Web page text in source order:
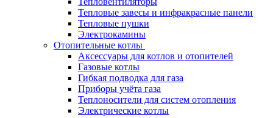
Тепловые завесы и инфракрасные панели
Тепловые пушки
Электрокамины
Отопительные котлы
Аксессуары для котлов и отопителей
Газовые котлы
Гибкая подводка для газа
Приборы учёта газа
Теплоносители для систем отопления
Электрические котлы